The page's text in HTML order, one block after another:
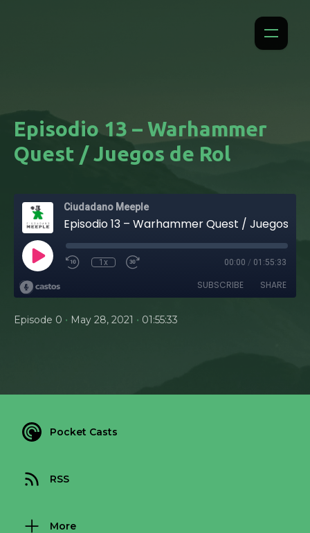
Episodio 13 – Warhammer
Quest / Juegos de Rol
Ciudadano Meeple
1x 00:00 / 01:55:33
SUBSCRIBE SHARE
Episode 0 • May 28, 2021 • 01:55:33
Pocket Casts
RSS
More